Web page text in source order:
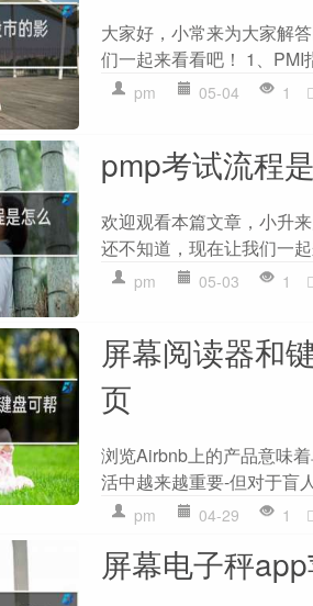
大家好，小常来为大家解
们一起来看看吧！ 1、PMI
pm 05-04 1
pmp考试流程
欢迎观看本篇文章，小升
还不知道，现在让我们一
pm 05-03 1
屏幕阅读器和
页
浏览Airbnb上的产品意味
活中越来越重要-但对于盲
pm 04-29 1
屏幕电子秤